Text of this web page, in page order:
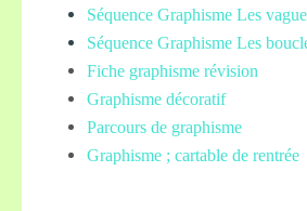
Séquence Graphisme Les
Séquence Graphisme Les
Fiche graphisme révision
Graphisme décoratif
Parcours de graphisme
Graphisme ; cartable de rentrée